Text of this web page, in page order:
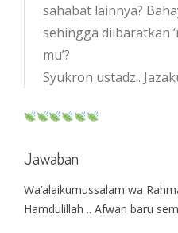
sahabat lainnya?
sehingga diibaratkan
mu’?
Syukron ustadz..
Jawaban
Wa’alaikumussalam wa
Hamdulillah .. Afwan baru